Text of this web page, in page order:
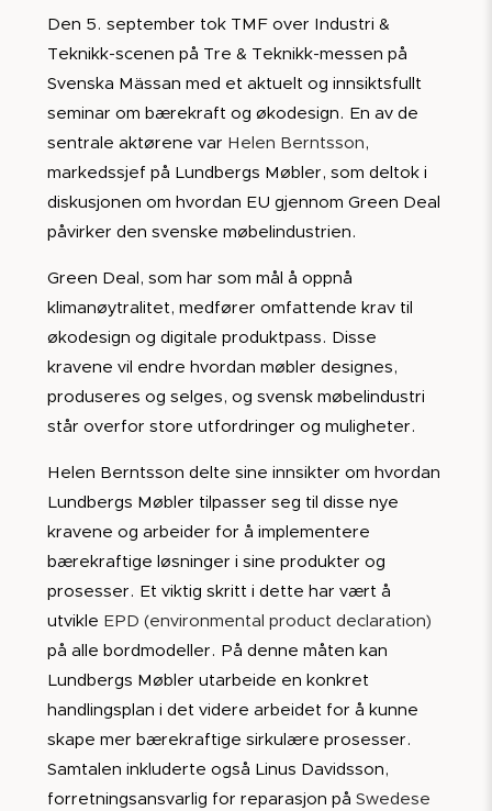
Den 5. september tok TMF over Industri &
Teknikk-scenen på Tre & Teknikk-messen på
Svenska Mässan med et aktuelt og innsiktsfullt
seminar om bærekraft og økodesign. En av de
sentrale aktørene var Helen Berntsson ,
markedssjef på Lundbergs Møbler, som deltok i
diskusjonen om hvordan EU gjennom Green Deal
påvirker den svenske møbelindustrien.
Green Deal, som har som mål å oppnå
klimanøytralitet, medfører omfattende krav til
økodesign og digitale produktpass. Disse
kravene vil endre hvordan møbler designes,
produseres og selges, og svensk møbelindustri
står overfor store utfordringer og muligheter.
Helen Berntsson delte sine innsikter om hvordan
Lundbergs Møbler tilpasser seg til disse nye
kravene og arbeider for å implementere
bærekraftige løsninger i sine produkter og
prosesser. Et viktig skritt i dette har vært å
utvikle EPD (environmental product declaration)
på alle bordmodeller. På denne måten kan
Lundbergs Møbler utarbeide en konkret
handlingsplan i det videre arbeidet for å kunne
skape mer bærekraftige sirkulære prosesser.
Samtalen inkluderte også Linus Davidsson,
forretningsansvarlig for reparasjon på Swedese